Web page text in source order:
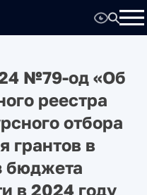
№79-од «Об
реестра
отбора
грантов в
бюджета
в 2024 году